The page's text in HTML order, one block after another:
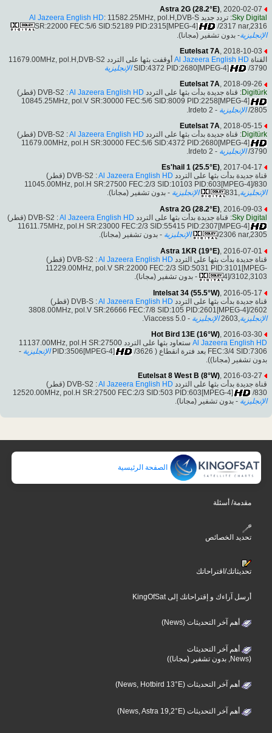
Astra 2G (28.2°E), 2020-02-07
Sky Digital: تردد جديد Al Jazeera English HD: 11582.25MHz, pol.H,DVB-S
SR:22000 FEC:5/6 SID:52189 PID:2315[MPEG-4]
/2317 nar,2316
الإنجليزية- بدون تشفير (مجانا).
Eutelsat 7A, 2018-10-03
القناة Al Jazeera English HD
أوقفت بثها على التردد 11679.00MHz, pol.H,DVB-S2
SID:4372 PID:2680[MPEG-4]
/3790
الإنجليزية
Eutelsat 7A, 2018-09-26
Digitürk: قناة جديدة بدأت بثها على التردد DVB-S2 : Al Jazeera English HD
(قطر)
10845.25MHz, pol.V SR:30000 FEC:5/6 SID:8009 PID:2258[MPEG-4]
/2805 الإنجليزية - Irdeto 2.
Eutelsat 7A , 2018-05-15
Digitürk: قناة جديدة بدأت بثها على التردد DVB-S2 : Al Jazeera English HD
(قطر)
11679.00MHz, pol.H SR:30000 FEC:5/6 SID:4372 PID:2680[MPEG-4]
/3790 الإنجليزية - Irdeto 2.
Es'hail 1 (25.5°E), 2017-04-17
قناة جديدة بدأت بثها على التردد DVB-S2 : Al Jazeera English HD
(قطر)
11045.00MHz, pol.H SR:27500 FEC:2/3 SID:10103 PID:603[MPEG-4]/830
الإنجليزية,831 الإنجليزية - بدون تشفير (مجانا).
Astra 2G (28.2°E) , 2016-09-03
Sky Digital: قناة جديدة بدأت بثها على التردد DVB-S2 : Al Jazeera English HD
(قطر)
11611.75MHz, pol.H SR:23000 FEC:2/3 SID:55415 PID:2307[MPEG-4]
/2306 nar,2305
الإنجليزية - بدون تشفير (مجانا).
Astra 1KR (19°E), 2016-07-01
قناة جديدة بدأت بثها على التردد DVB-S2 : Al Jazeera English HD
(قطر)
11229.00MHz, pol.V SR:22000 FEC:2/3 SID:5031 PID:3101[MPEG-
4]/3102,3103
- بدون تشفير (مجانا).
Intelsat 34 (55.5°W) , 2016-05-17
قناة جديدة بدأت بثها على التردد DVB-S : Al Jazeera English HD
(قطر)
3808.00MHz, pol.V SR:26666 FEC:7/8 SID:105 PID:2601[MPEG-4]/2602
الإنجليزية
الإنجليزية - Viaccess 5.0.
Hot Bird 13E (16°W) , 2016-03-30
Al Jazeera English HD
ستعاود بثها على التردد 11137.00MHz, pol.H SR:27500
FEC:3/4 SID:7306 بعد فترة انقطاع ( PID:3506[MPEG-4]
/3626 الإنجليزية -
بدون تشفير (مجانا)).
Eutelsat 8 West B (8°W), 2016-03-27
قناة جديدة بدأت بثها على التردد DVB-S2 : Al Jazeera English HD
(قطر)
12520.00MHz, pol.H SR:27500 FEC:2/3 SID:503 PID:603[MPEG-4]
/830
الإنجليزية - بدون تشفير (مجانا).
الصفحة الرئيسية
مقدمة/ أسئلة
تحديد الخصائص
تحديثاتك/اقتراحاتك
أرسل آراءك و إقتراحاتك إلى KingOfSat
أهم آخر التحديثات (News)
أهم آخر التحديثات
(News, بدون تشفير (مجانا))
أهم آخر التحديثات (News, Hotbird 13°E)
أهم آخر التحديثات (News, Astra 19,2°E)